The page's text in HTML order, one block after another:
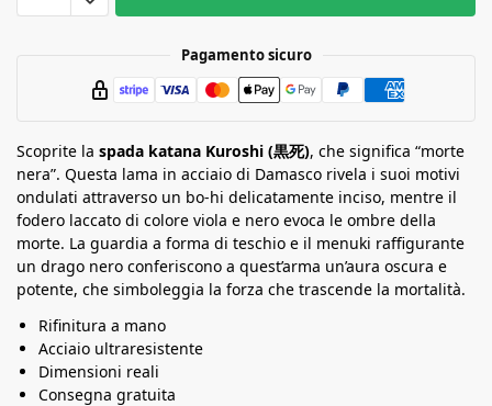
a
Pagamento sicuro
Scoprite la spada katana Kuroshi (黒死), che significa “morte
nera”. Questa lama in acciaio di Damasco rivela i suoi motivi
ondulati attraverso un bo-hi delicatamente inciso, mentre il
fodero laccato di colore viola e nero evoca le ombre della
morte. La guardia a forma di teschio e il menuki raffigurante
un drago nero conferiscono a quest’arma un’aura oscura e
potente, che simboleggia la forza che trascende la mortalità.
Rifinitura a mano
Acciaio ultraresistente
Dimensioni reali
Consegna gratuita